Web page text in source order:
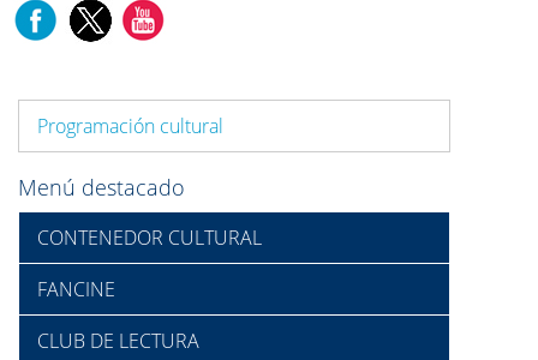
Programación cultural
Menú destacado
CONTENEDOR CULTURAL
FANCINE
CLUB DE LECTURA